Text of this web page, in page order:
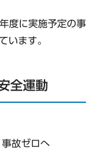
度に実施予定の事
います。
全運動
故ゼロへ